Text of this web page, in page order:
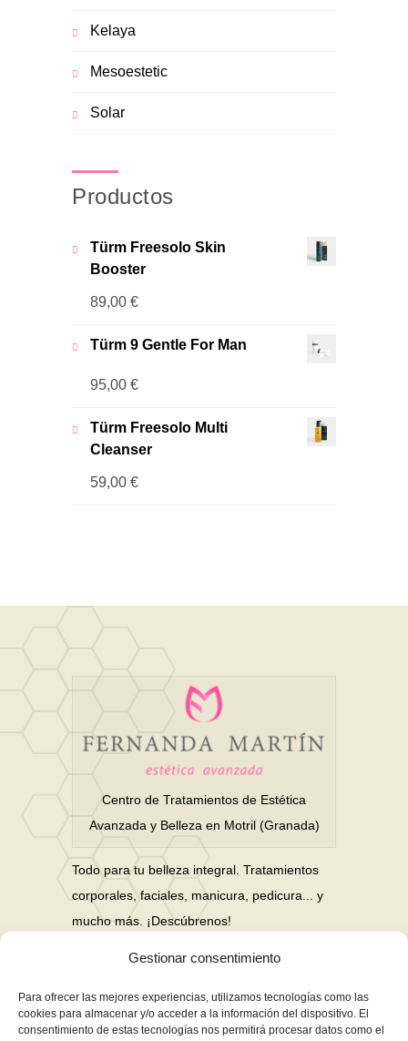
Gestionar consentimiento
Para ofrecer las mejores experiencias, utilizamos tecnologías como las
cookies para almacenar y/o acceder a la información del dispositivo. El
consentimiento de estas tecnologías nos permitirá procesar datos como el
Kelaya
Mesoestetic
Solar
Productos
Türm Freesolo Skin
Booster
89,00 €
Türm 9 Gentle For Man
95,00 €
Türm Freesolo Multi
Cleanser
59,00 €
Centro de Tratamientos de Estética
Avanzada y Belleza en Motril (Granada)
Todo para tu belleza integral. Tratamientos
corporales, faciales, manicura, pedicura... y
mucho más. ¡Descúbrenos!
Nuestras Redes Sociales